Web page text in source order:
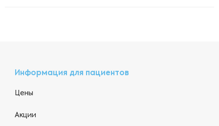
Информация для пациентов
Цены
Акции